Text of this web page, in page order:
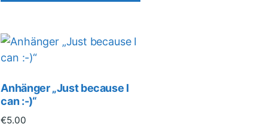
Anhänger „Just because I
can :-)“
€5.00